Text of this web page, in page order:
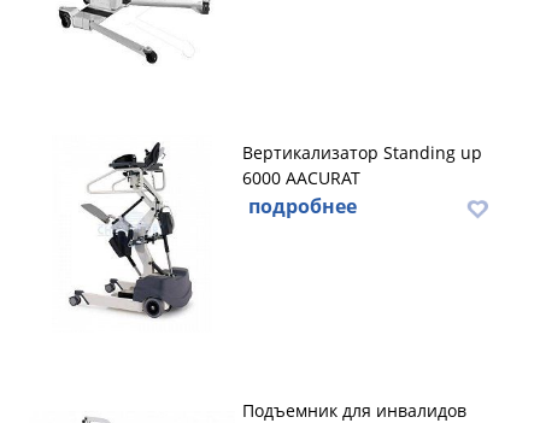
Вертикализатор Standing up
6000 AACURAT
подробнее
Подъемник для инвалидов